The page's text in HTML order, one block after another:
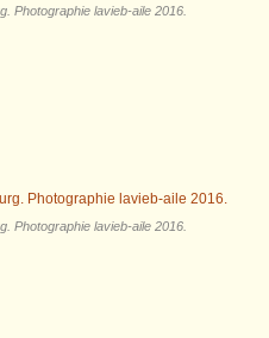
Photographie lavieb-aile 2016.
Photographie lavieb-aile 2016.